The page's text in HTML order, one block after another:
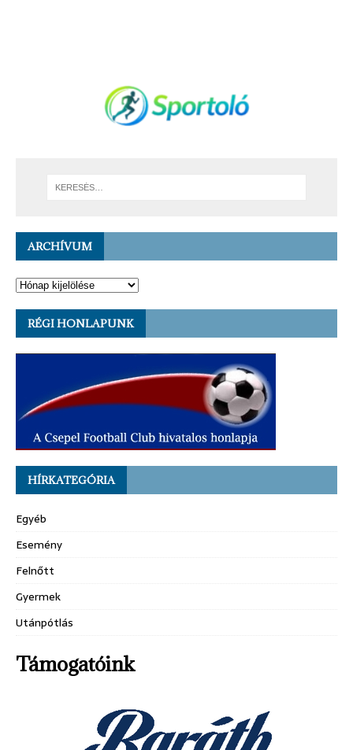
ARCHÍVUM
RÉGI HONLAPUNK
HÍRKATEGÓRIA
Egyéb
Esemény
Felnőtt
Gyermek
Utánpótlás
Támogatóink